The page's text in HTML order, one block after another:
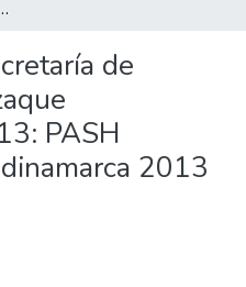
PASH Lenguazaque Cundinamarca 2013
de
PASH
2013